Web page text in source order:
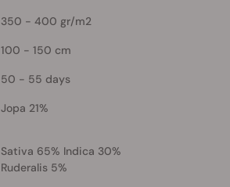
350 - 400 gr/m2
100 - 150 cm
50 - 55 days
Jopa 21%
Sativa 65% Indica 30%
Ruderalis 5%